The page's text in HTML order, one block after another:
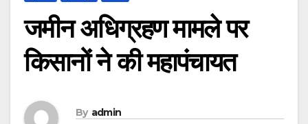
जमीन अधिग्रहण मामले पर
किसानों ने की महापंचायत
By admin